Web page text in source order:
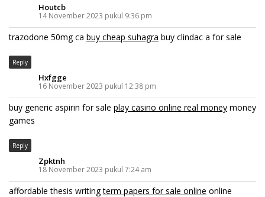
Houtcb
14 November 2023 pukul 9:36 pm
trazodone 50mg ca buy cheap suhagra buy clindac a for sale
Reply
Hxfgge
16 November 2023 pukul 12:38 pm
buy generic aspirin for sale play casino online real money money
games
Reply
Zpktnh
18 November 2023 pukul 7:24 am
affordable thesis writingterm papers for sale online online